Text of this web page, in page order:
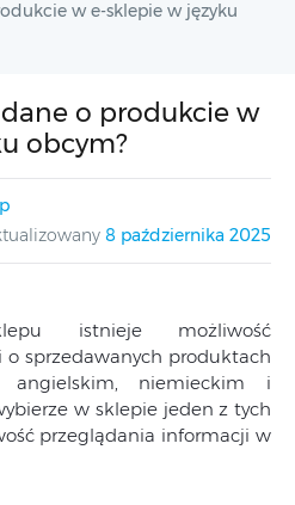
w e-sklepie w języku
o produkcie w
obcym?
8 października 2025
istnieje możliwość
sprzedawanych produktach
angielskim, niemieckim i
w sklepie jeden z tych
przeglądania informacji w